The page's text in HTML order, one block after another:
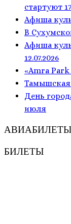
стартуют
Афиша
В
Афиша
12.07.2026
«Amra Park
Тамышская
День
июля
АВИАБИЛЕТЫ
БИЛЕТЫ